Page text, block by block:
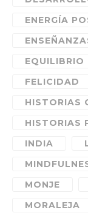
ENERGÍA
EQUILIBRIO
FELICIDAD
HISTORIAS
HISTORIAS
INDIA
MONJE
MORALEJA